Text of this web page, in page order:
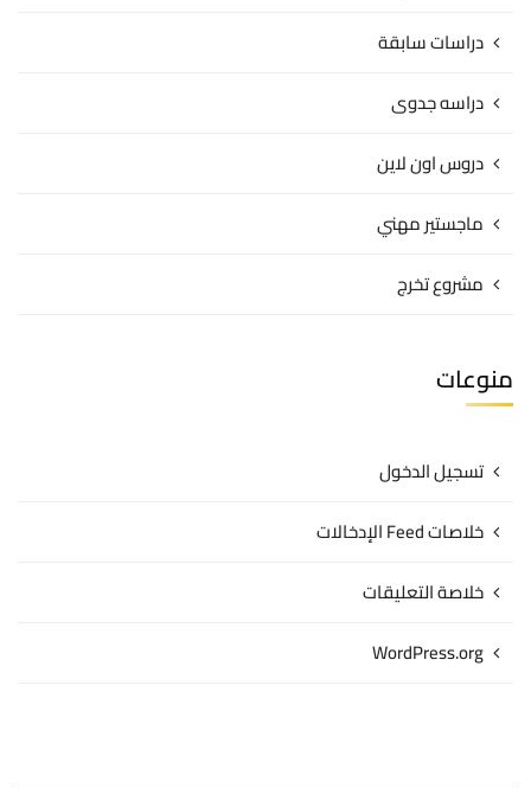
دراسات سابقة
دراسه جدوى
دروس اون لاين
ماجستير مهني
مشروع تخرج
منوعات
تسجيل الدخول
خلاصات Feed الإدخالات
خلاصة التعليقات
WordPress.org